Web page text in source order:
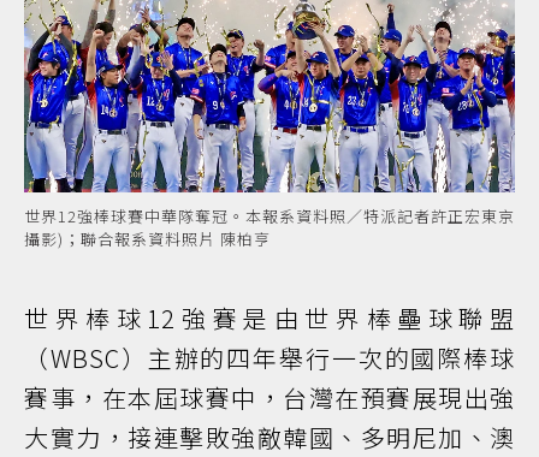
世界12強棒球賽中華隊奪冠。本報系資料照／特派記者許正宏東京
攝影)；聯合報系資料照片 陳柏亨
世界棒球12強賽是由世界棒壘球聯盟
（WBSC）主辦的四年舉行一次的國際棒球
賽事，在本屆球賽中，台灣在預賽展現出強
大實力，接連擊敗強敵韓國、多明尼加、澳